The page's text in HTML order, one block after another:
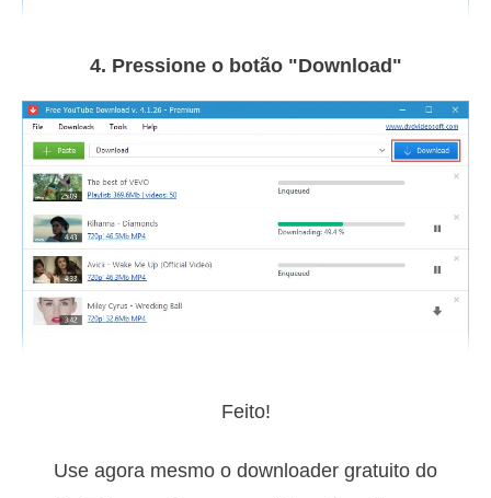
4. Pressione o botão "Download"
Feito!
Use agora mesmo o downloader gratuito do